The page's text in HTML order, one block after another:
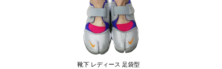
バレエシューズに zokke
ゾッケ メール便
靴下 レディース 足袋型